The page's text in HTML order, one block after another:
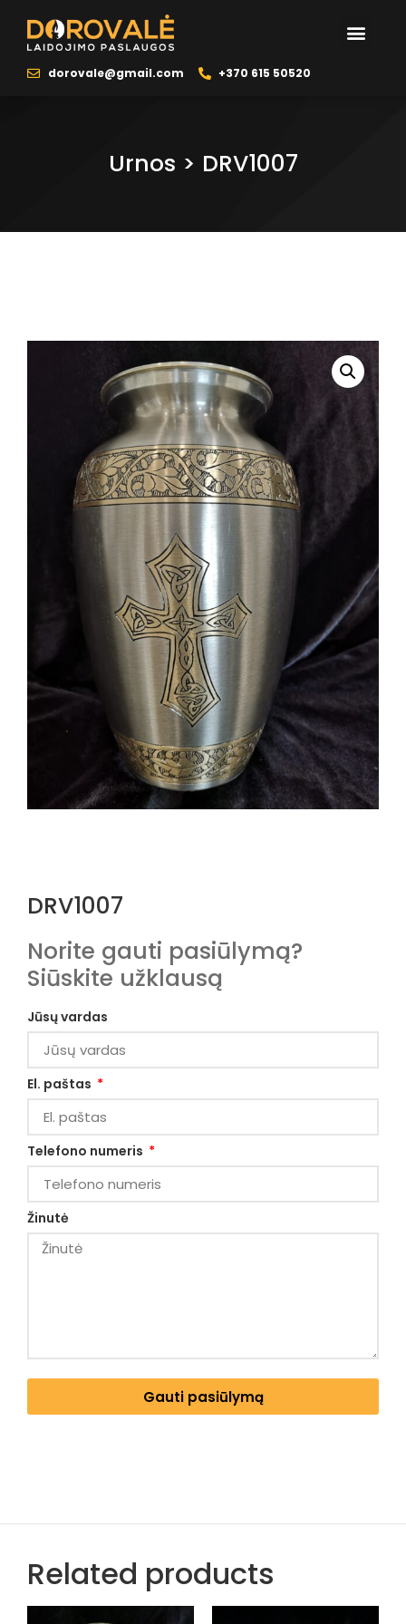
dorovale@gmail.com +370 615 50520
Urnos > DRV1007
DRV1007
Norite gauti pasiūlymą?
Siūskite užklausą
Jūsų vardas
El. paštas
Telefono numeris
Žinutė
Gauti pasiūlymą
Related products